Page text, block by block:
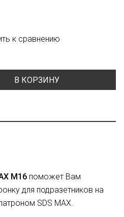
к сравнению
В КОРЗИНУ
M16 поможет Вам
для подразетников на
SDS MAX.